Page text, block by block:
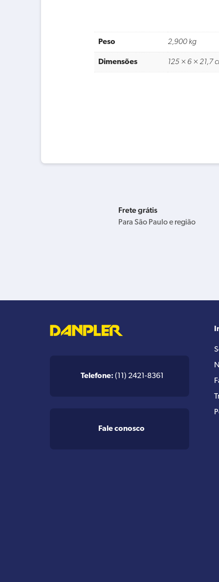
Peso 2,900 kg
Dimensões 125 × 6 × 21,7
Frete grátis
Para São Paulo e região
Telefone: (11) 2421-8361
Fale conosco